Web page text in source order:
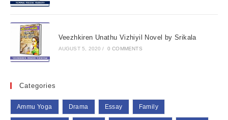
Veezhkiren Unathu Vizhiyil Novel by Srikala
AUGUST 5, 2020 / 0 COMMENTS
Categories
Ammu Yoga Drama Essay Family